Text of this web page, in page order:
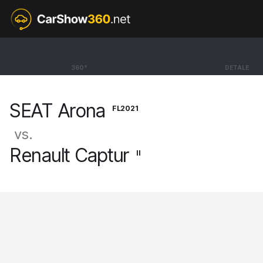
360° DETALE
SEAT Arona
SEAT Arona FL2021
vs.
Renault Captur II